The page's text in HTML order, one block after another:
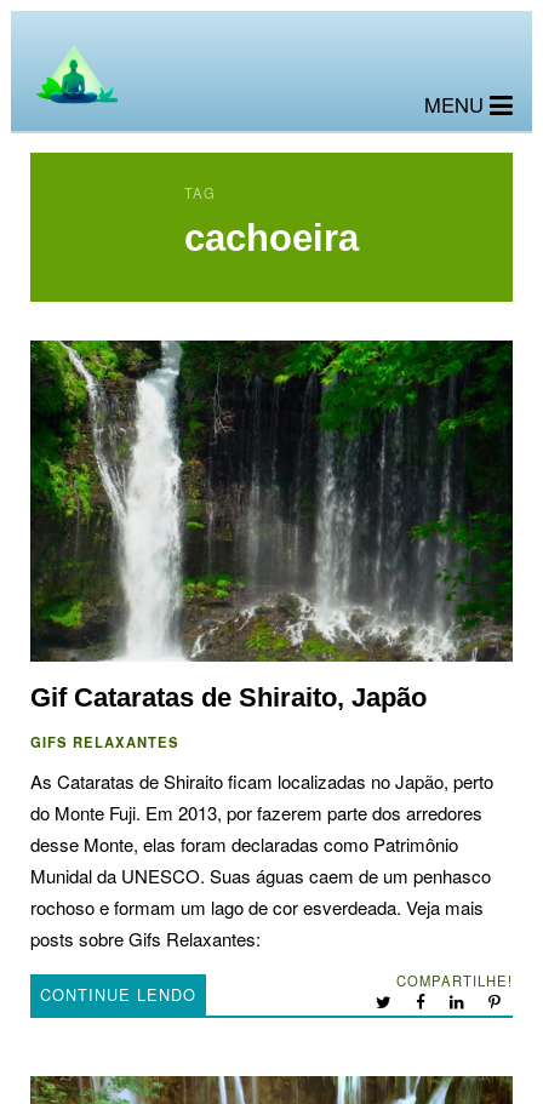
MENU
TAG
cachoeira
Gif Cataratas de Shiraito, Japão
GIFS RELAXANTES
As Cataratas de Shiraito ficam localizadas no Japão, perto
do Monte Fuji. Em 2013, por fazerem parte dos arredores
desse Monte, elas foram declaradas como Patrimônio
Munidal da UNESCO. Suas águas caem de um penhasco
rochoso e formam um lago de cor esverdeada. Veja mais
posts sobre Gifs Relaxantes:
CONTINUE LENDO
COMPARTILHE!